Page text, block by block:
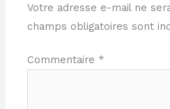
Votre adresse e-mail ne
champs obligatoires sont
Commentaire *